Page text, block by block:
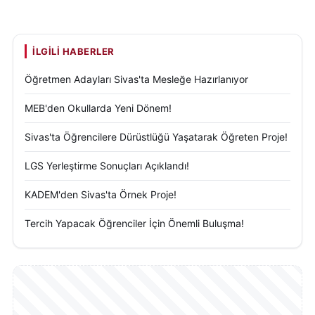
İLGILI HABERLER
Öğretmen Adayları Sivas'ta Mesleğe Hazırlanıyor
MEB'den Okullarda Yeni Dönem!
Sivas'ta Öğrencilere Dürüstlüğü Yaşatarak Öğreten Proje!
LGS Yerleştirme Sonuçları Açıklandı!
KADEM'den Sivas'ta Örnek Proje!
Tercih Yapacak Öğrenciler İçin Önemli Buluşma!